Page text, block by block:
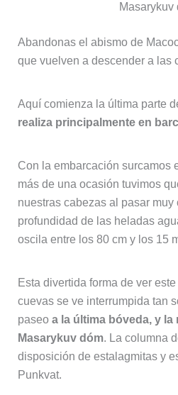
Masarykuv
Abandonas el abismo de
que vuelven a descender a las
Aquí comienza la última parte
realiza principalmente en
Con la embarcación surcamos
más de una ocasión tuvimos
nuestras cabezas al pasar muy
profundidad de las heladas
oscila entre los 80 cm y los 15
Esta divertida forma de ver
cuevas se ve interrumpida tan
paseo a la última bóveda, y la
Masarykuv dóm. La columna
disposición de estalagmitas y
Punkvat.